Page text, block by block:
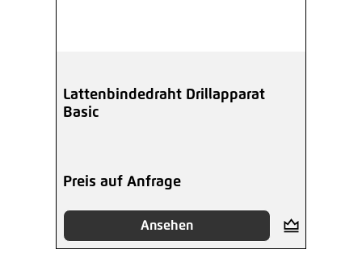
Lattenbindedraht Drillapparat
Basic
Preis auf Anfrage
Ansehen